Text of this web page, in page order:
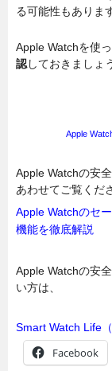
る可能性もありま
Apple Watchを使
認しておきましょ
Apple
Apple Watchの安
あわせてご覧くだ
Apple Watchのセ
機能を徹底解説
Apple Watchの安
い方は、
Smart Watch Life
Facebook